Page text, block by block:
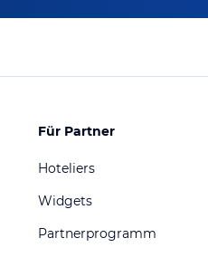
Für Partner
Hoteliers
Widgets
Partnerprogramm